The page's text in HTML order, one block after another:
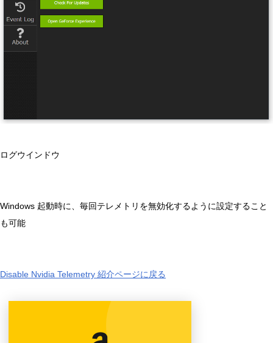
ログウインドウ
Windows 起動時に、毎回テレメトリを無効化するように設定すること
も可能
Disable Nvidia Telemetry 紹介ページに戻る